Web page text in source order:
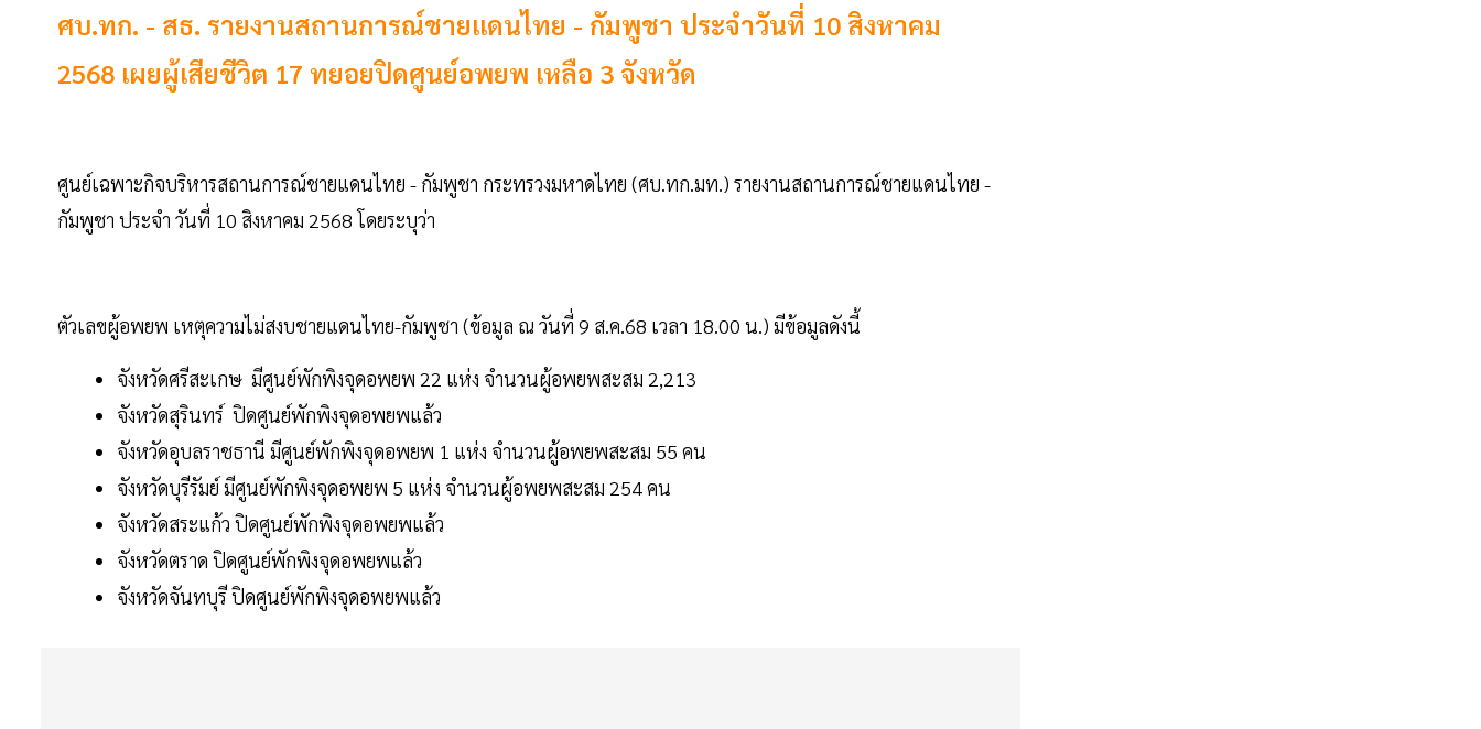
ศบ.ทก. - สธ. รายงานสถานการณ์ชายแดนไทย - กัมพูชา ประจำวันที่ 10 สิงหาคม
2568 เผยผู้เสียชีวิต 17 ทยอยปิดศูนย์อพยพ เหลือ 3 จังหวัด
ศูนย์เฉพาะกิจบริหารสถานการณ์ชายแดนไทย - กัมพูชา กระทรวงมหาดไทย (ศบ.ทก.มท.) รายงานสถานการณ์ชายแดนไทย -
กัมพูชา ประจำ วันที่ 10 สิงหาคม 2568 โดยระบุว่า
ตัวเลขผู้อพยพ เหตุความไม่สงบชายแดนไทย-กัมพูชา (ข้อมูล ณ วันที่ 9 ส.ค.68 เวลา 18.00 น.) มีข้อมูลดังนี้
จังหวัดศรีสะเกษ มีศูนย์พักพิงจุดอพยพ 22 แห่ง จำนวนผู้อพยพสะสม 2,213
จังหวัดสุรินทร์ ปิดศูนย์พักพิงจุดอพยพแล้ว
จังหวัดอุบลราชธานี มีศูนย์พักพิงจุดอพยพ 1 แห่ง จำนวนผู้อพยพสะสม 55 คน
จังหวัดบุรีรัมย์ มีศูนย์พักพิงจุดอพยพ 5 แห่ง จำนวนผู้อพยพสะสม 254 คน
จังหวัดสระแก้ว ปิดศูนย์พักพิงจุดอพยพแล้ว
จังหวัดตราด ปิดศูนย์พักพิงจุดอพยพแล้ว
จังหวัดจันทบุรี ปิดศูนย์พักพิงจุดอพยพแล้ว